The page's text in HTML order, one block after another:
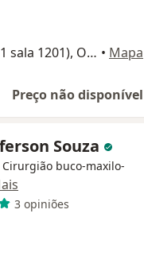
Franz Voegelli 303 (torre 1 sala 1201), Osasco • Mapa
Preço não disponível
Souza
buco-maxilo-
3 opiniões